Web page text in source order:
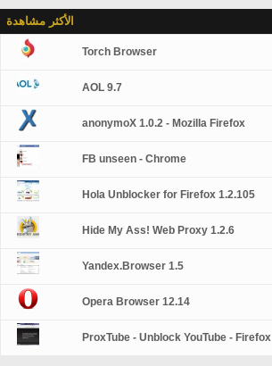
الأكثر مشاهدة
Torch Browser
AOL 9.7
anonymoX 1.0.2 - Mozilla Firefox
FB unseen - Chrome
Hola Unblocker for Firefox 1.2.105
Hide My Ass! Web Proxy 1.2.6
Yandex.Browser 1.5
Opera Browser 12.14
ProxTube - Unblock YouTube - Firefox